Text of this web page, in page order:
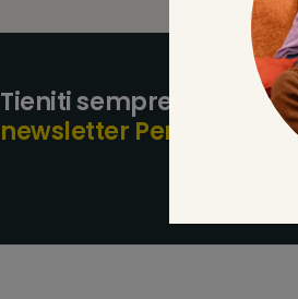
Tieniti sempre
newsletter Pensarecasa